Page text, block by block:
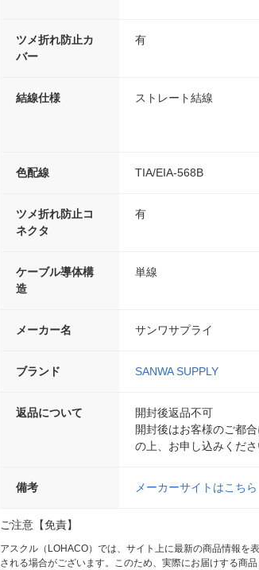
ツメ折れ防止カ
バー
有
結線仕様 ストレート結線
色配線 TIA/EIA-568B
ツメ折れ防止コ
ネクタ
有
ケーブル導体構
造
単線
メーカー名 サンワサプライ
ブランド SANWA SUPPLY
返品について
開封後返品不可
開封後はお客様のご都
の上、お申し込みくださ
備考 メーカーサイトはこちら
ご注意【免責】
アスクル（LOHACO）では、サイト上に最新の商品情報を
される場合がございます。このため、実際にお届けする商